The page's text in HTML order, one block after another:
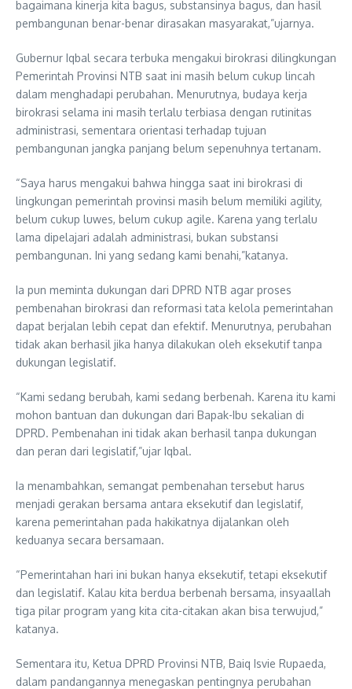
bagaimana kinerja kita bagus, substansinya bagus, dan hasil
pembangunan benar-benar dirasakan masyarakat,”ujarnya.
Gubernur Iqbal secara terbuka mengakui birokrasi dilingkungan
Pemerintah Provinsi NTB saat ini masih belum cukup lincah
dalam menghadapi perubahan. Menurutnya, budaya kerja
birokrasi selama ini masih terlalu terbiasa dengan rutinitas
administrasi, sementara orientasi terhadap tujuan
pembangunan jangka panjang belum sepenuhnya tertanam.
“Saya harus mengakui bahwa hingga saat ini birokrasi di
lingkungan pemerintah provinsi masih belum memiliki agility,
belum cukup luwes, belum cukup agile. Karena yang terlalu
lama dipelajari adalah administrasi, bukan substansi
pembangunan. Ini yang sedang kami benahi,”katanya.
Ia pun meminta dukungan dari DPRD NTB agar proses
pembenahan birokrasi dan reformasi tata kelola pemerintahan
dapat berjalan lebih cepat dan efektif. Menurutnya, perubahan
tidak akan berhasil jika hanya dilakukan oleh eksekutif tanpa
dukungan legislatif.
“Kami sedang berubah, kami sedang berbenah. Karena itu kami
mohon bantuan dan dukungan dari Bapak-Ibu sekalian di
DPRD. Pembenahan ini tidak akan berhasil tanpa dukungan
dan peran dari legislatif,”ujar Iqbal.
Ia menambahkan, semangat pembenahan tersebut harus
menjadi gerakan bersama antara eksekutif dan legislatif,
karena pemerintahan pada hakikatnya dijalankan oleh
keduanya secara bersamaan.
“Pemerintahan hari ini bukan hanya eksekutif, tetapi eksekutif
dan legislatif. Kalau kita berdua berbenah bersama, insyaallah
tiga pilar program yang kita cita-citakan akan bisa terwujud,”
katanya.
Sementara itu, Ketua DPRD Provinsi NTB, Baiq Isvie Rupaeda,
dalam pandangannya menegaskan pentingnya perubahan